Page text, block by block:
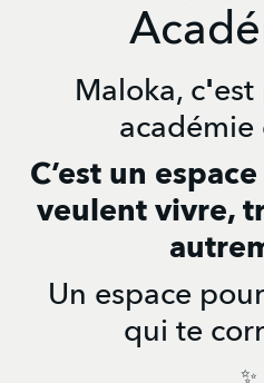
Maloka, c'est
académie
C’est un
veulent vivre,
Un espace
qui te
✨